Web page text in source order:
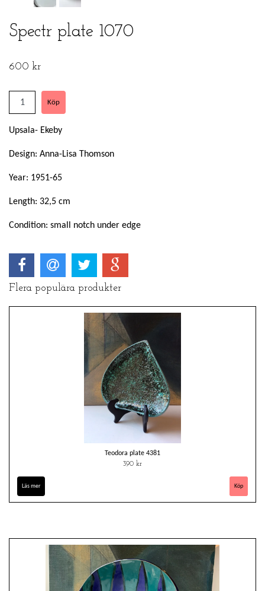
Spectr plate 1070
600 kr
Upsala- Ekeby
Design: Anna-Lisa Thomson
Year: 1951-65
Length: 32,5 cm
Condition: small notch under edge
Flera populära produkter
Teodora plate 4381
390 kr
Läs mer